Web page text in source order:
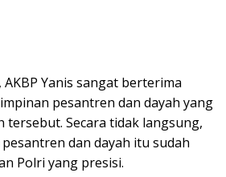
Yanis sangat berterima
pesantren dan dayah yang
tersebut. Secara tidak langsung,
dan dayah itu sudah
Polri yang presisi.